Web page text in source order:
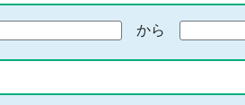
から
終